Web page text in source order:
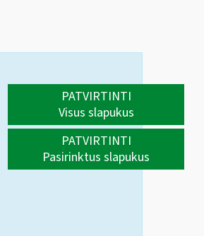
PATVIRTINTI
Visus slapukus
PATVIRTINTI
Pasirinktus slapukus